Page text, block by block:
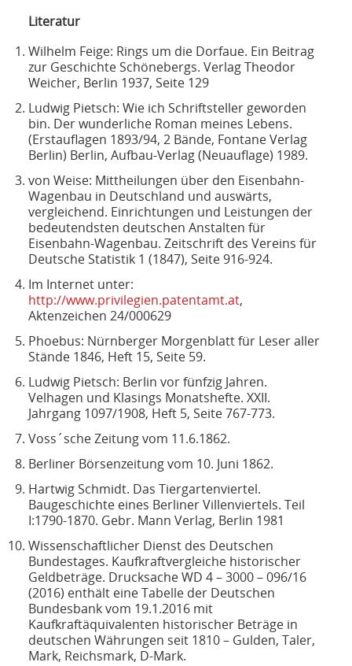
Literatur
Wilhelm Feige: Rings um die Dorfaue. Ein Beitrag
zur Geschichte Schönebergs. Verlag Theodor
Weicher, Berlin 1937, Seite 129
Ludwig Pietsch: Wie ich Schriftsteller geworden
bin. Der wunderliche Roman meines Lebens.
(Erstauflagen 1893/94, 2 Bände, Fontane Verlag
Berlin) Berlin, Aufbau-Verlag (Neuauflage) 1989.
von Weise: Mittheilungen über den Eisenbahn-
Wagenbau in Deutschland und auswärts,
vergleichend. Einrichtungen und Leistungen der
bedeutendsten deutschen Anstalten für
Eisenbahn-Wagenbau. Zeitschrift des Vereins für
Deutsche Statistik 1 (1847), Seite 916-924.
Im Internet unter:
http://www.privilegien.patentamt.at,
Aktenzeichen 24/000629
Phoebus: Nürnberger Morgenblatt für Leser aller
Stände 1846, Heft 15, Seite 59.
Ludwig Pietsch: Berlin vor fünfzig Jahren.
Velhagen und Klasings Monatshefte. XXII.
Jahrgang 1097/1908, Heft 5, Seite 767-773.
Voss´sche Zeitung vom 11.6.1862.
Berliner Börsenzeitung vom 10. Juni 1862.
Hartwig Schmidt. Das Tiergartenviertel.
Baugeschichte eines Berliner Villenviertels. Teil
I:1790-1870. Gebr. Mann Verlag, Berlin 1981
Wissenschaftlicher Dienst des Deutschen
Bundestages. Kaufkraftvergleiche historischer
Geldbeträge. Drucksache WD 4 – 3000 – 096/16
(2016) enthält eine Tabelle der Deutschen
Bundesbank vom 19.1.2016 mit
Kaufkraftäquivalenten historischer Beträge in
deutschen Währungen seit 1810 – Gulden, Taler,
Mark, Reichsmark, D-Mark.